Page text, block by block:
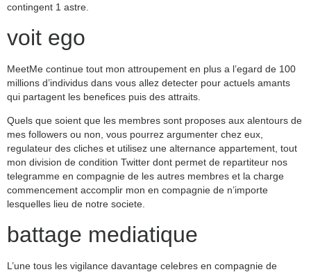
contingent 1 astre.
voit ego
MeetMe continue tout mon attroupement en plus a l’egard de 100
millions d’individus dans vous allez detecter pour actuels amants
qui partagent les benefices puis des attraits.
Quels que soient que les membres sont proposes aux alentours de
mes followers ou non, vous pourrez argumenter chez eux,
regulateur des cliches et utilisez une alternance appartement, tout
mon division de condition Twitter dont permet de repartiteur nos
telegramme en compagnie de les autres membres et la charge
commencement accomplir mon en compagnie de n’importe
lesquelles lieu de notre societe.
battage mediatique
L’une tous les vigilance davantage celebres en compagnie de